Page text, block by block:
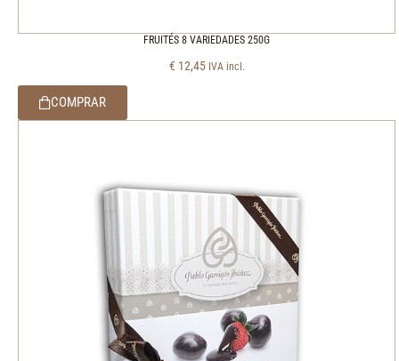
FRUITÉS 8 VARIEDADES 250G
€ 12,45 IVA incl.
COMPRAR